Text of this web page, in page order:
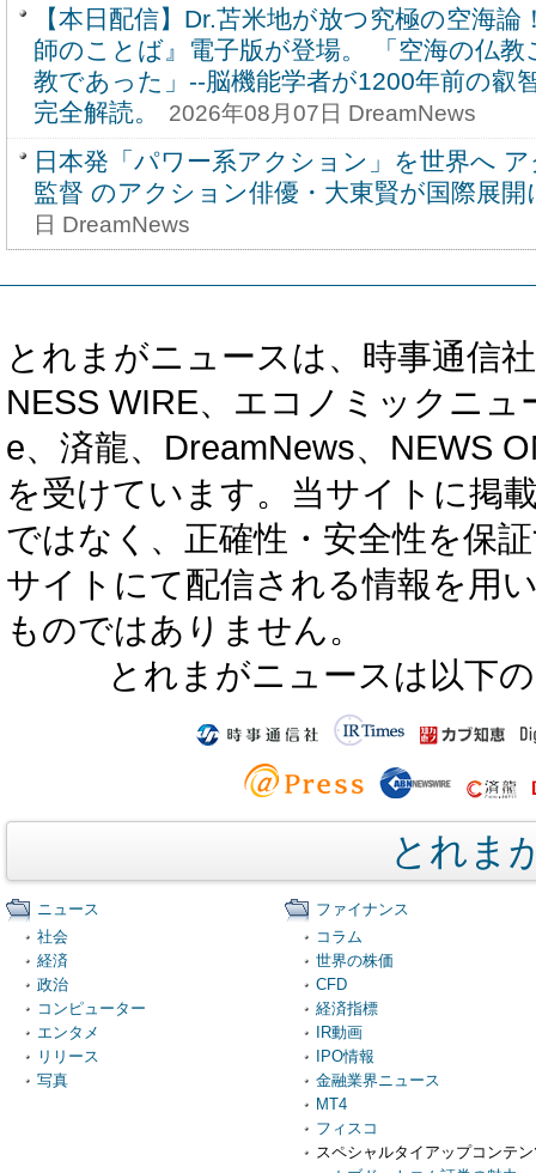
【本日配信】Dr.苫米地が放つ究極の空海
師のことば』電子版が登場。 「空海の仏教
教であった」--脳機能学者が1200年前の叡
完全解読。
2026年08月07日 DreamNews
日本発「パワー系アクション」を世界へ
監督 のアクション俳優・大東賢が国際展開
日 DreamNews
とれまがニュースは、時事通信
NESS WIRE、エコノミックニ
e、済龍、DreamNews、NEWS
を受けています。当サイトに掲
ではなく、正確性・安全性を保
サイトにて配信される情報を用
ものではありません。
とれまがニュースは以下
とれま
ニュース
社会
経済
政治
コンピューター
エンタメ
リリース
写真
ファイナンス
コラム
世界の株価
CFD
経済指標
IR動画
IPO情報
金融業界ニュース
MT4
フィスコ
スペシャルタイアップコンテ